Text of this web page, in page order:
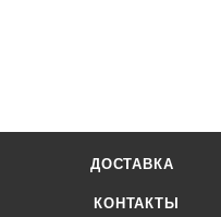
ДОСТАВКА
КОНТАКТЫ